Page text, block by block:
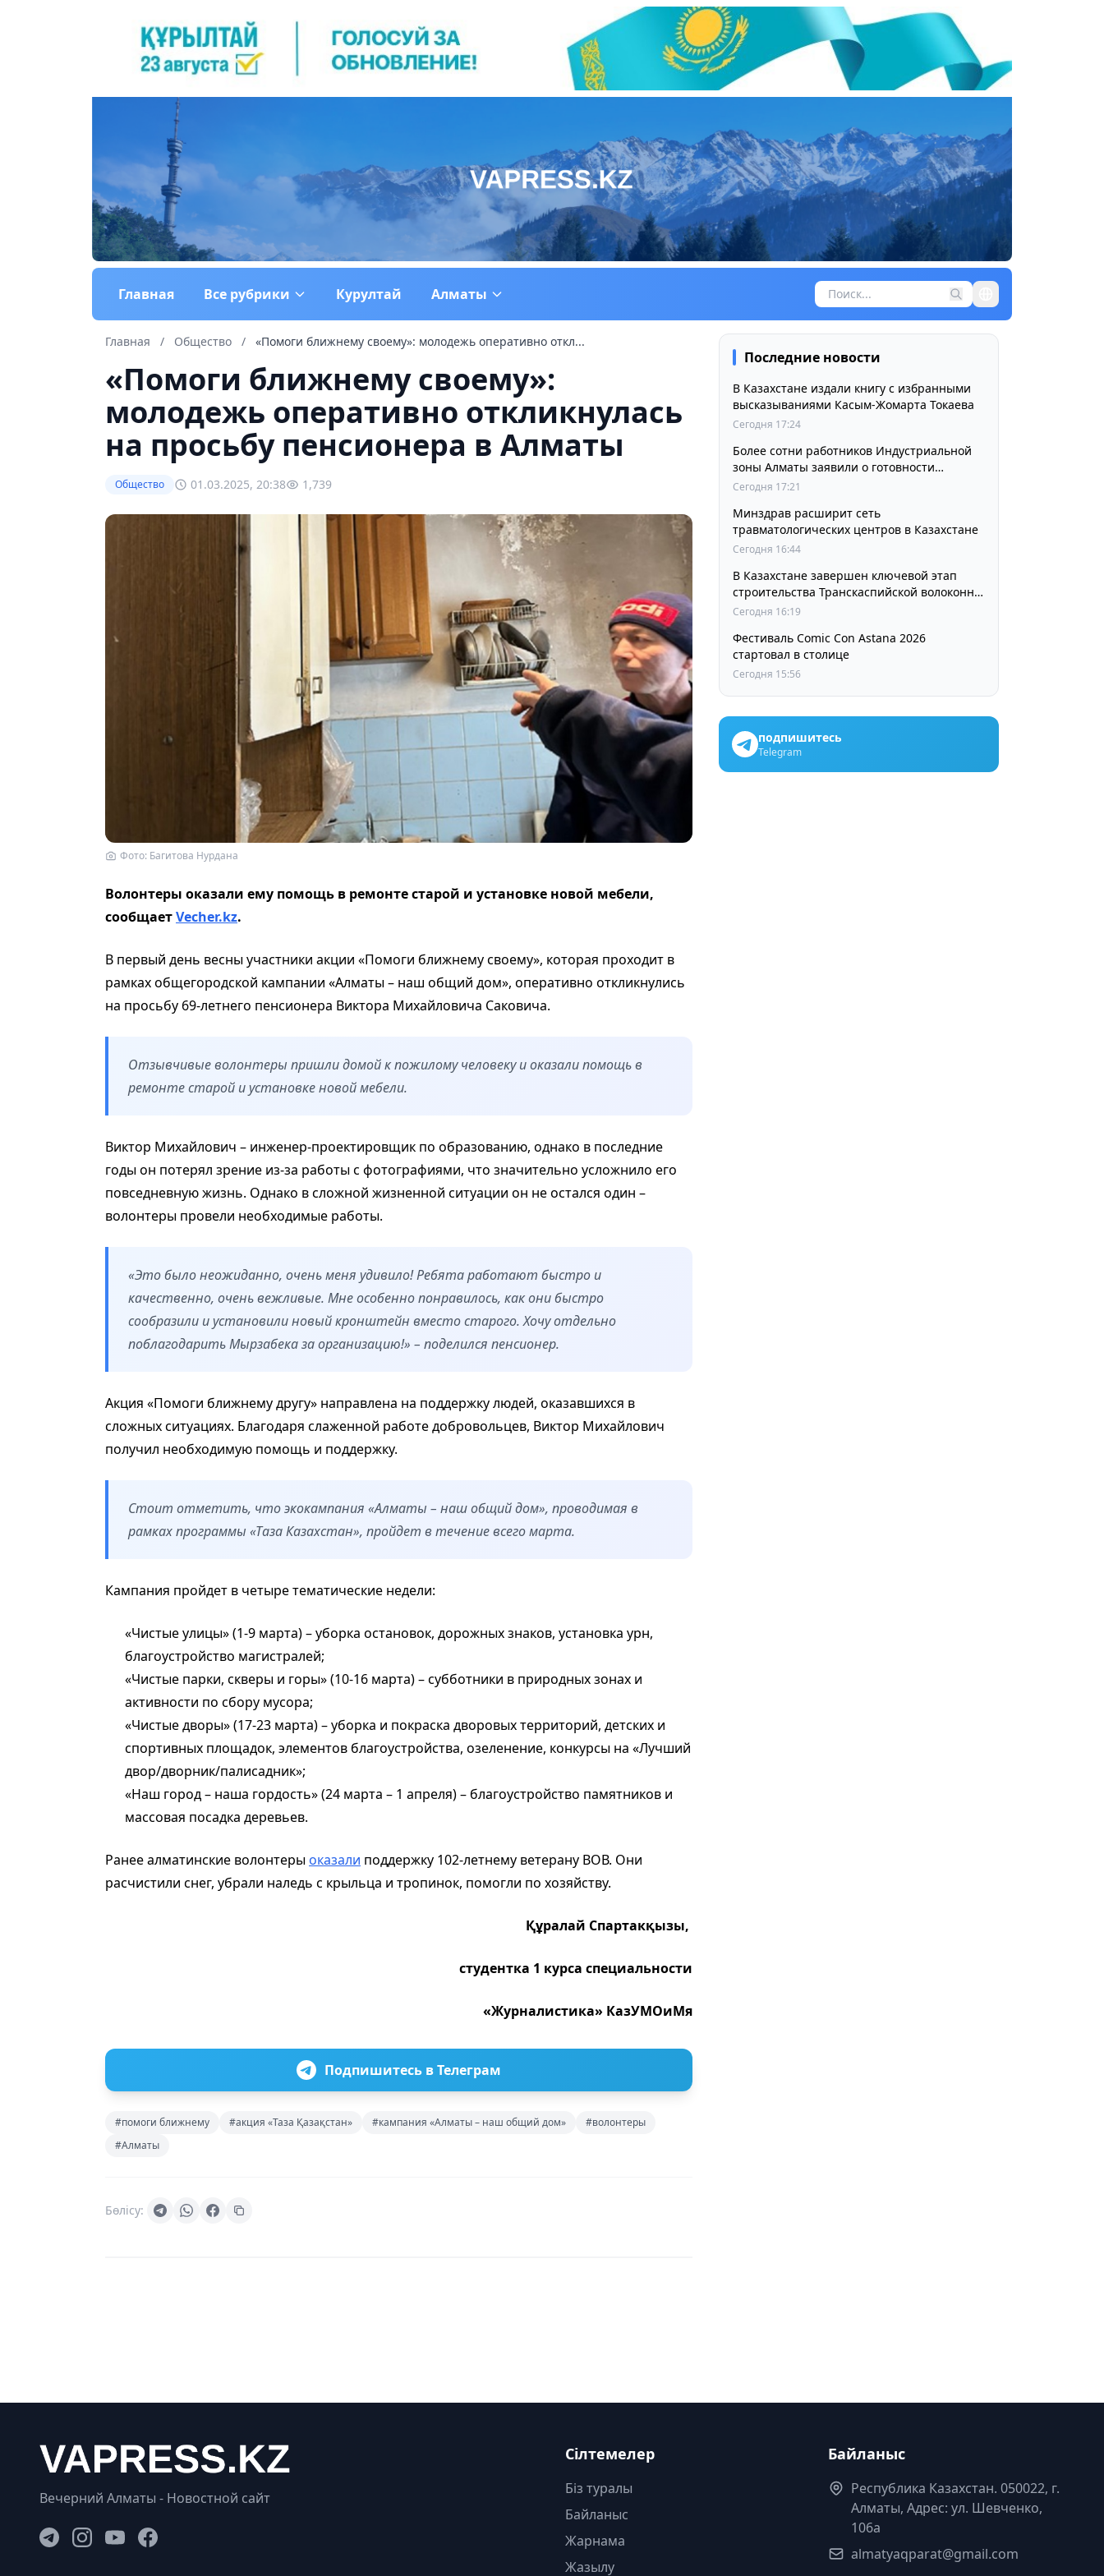
Главная Все рубрики Курултай Алматы
Главная / Общество / «Помоги ближнему своему»: молодежь оперативно откл...
«Помоги ближнему своему»:
молодежь оперативно откликнулась
на просьбу пенсионера в Алматы
Общество 01.03.2025, 20:38 1,739
Фото: Багитова Нурдана
Волонтеры оказали ему помощь в ремонте старой и установке новой мебели,
сообщаетVecher.kz.
В первый день весны участники акции «Помоги ближнему своему», которая проходит в
рамках общегородской кампании «Алматы – наш общий дом», оперативно откликнулись
на просьбу 69-летнего пенсионера Виктора Михайловича Саковича.
Отзывчивые волонтеры пришли домой к пожилому человеку и оказали помощь в
ремонте старой и установке новой мебели.
Виктор Михайлович – инженер-проектировщик по образованию, однако в последние
годы он потерял зрение из-за работы с фотографиями, что значительно усложнило его
повседневную жизнь. Однако в сложной жизненной ситуации он не остался один –
волонтеры провели необходимые работы.
«Это было неожиданно, очень меня удивило! Ребята работают быстро и
качественно, очень вежливые. Мне особенно понравилось, как они быстро
сообразили и установили новый кронштейн вместо старого. Хочу отдельно
поблагодарить Мырзабека за организацию!» – поделился пенсионер.
Акция «Помоги ближнему другу» направлена на поддержку людей, оказавшихся в
сложных ситуациях. Благодаря слаженной работе добровольцев, Виктор Михайлович
получил необходимую помощь и поддержку.
Стоит отметить, что экокампания «Алматы – наш общий дом», проводимая в
рамках программы «Таза Казахстан», пройдет в течение всего марта.
Кампания пройдет в четыре тематические недели:
«Чистые улицы» (1-9 марта) – уборка остановок, дорожных знаков, установка урн,
благоустройство магистралей;
«Чистые парки, скверы и горы» (10-16 марта) – субботники в природных зонах и
активности по сбору мусора;
«Чистые дворы» (17-23 марта) – уборка и покраска дворовых территорий, детских и
спортивных площадок, элементов благоустройства, озеленение, конкурсы на «Лучший
двор/дворник/палисадник»;
«Наш город – наша гордость» (24 марта – 1 апреля) – благоустройство памятников и
массовая посадка деревьев.
Ранее алматинские волонтеры оказали поддержку 102-летнему ветерану ВОВ. Они
расчистили снег, убрали наледь с крыльца и тропинок, помогли по хозяйству.
Құралай Спартакқызы,
студентка 1 курса специальности
«Журналистика» КазУМОиМя
Подпишитесь в Телеграм
#помоги ближнему #акция «Таза Қазақстан» #кампания «Алматы – наш общий дом»
#волонтеры
#Алматы
Бөлісу:
Последние новости
В Казахстане издали книгу с избранными
высказываниями Касым-Жомарта Токаева
Сегодня 17:24
Более сотни работников Индустриальной
зоны Алматы заявили о готовности
принять участие в выборах членов
Сегодня 17:21
Минздрав расширит сеть
травматологических центров в Казахстане
Сегодня 16:44
В Казахстане завершен ключевой этап
строительства Транскаспийской волоконно-
оптической линии связи
Сегодня 16:19
Фестиваль Comic Con Astana 2026
стартовал в столице
Сегодня 15:56
подпишитесь
Telegram
Вечерний Алматы - Новостной сайт
Сілтемелер
Біз туралы
Байланыс
Жарнама
Жазылу
Байланыс
Республика Казахстан. 050022, г.
Алматы, Адрес: ул. Шевченко,
106а
almatyaqparat@gmail.com